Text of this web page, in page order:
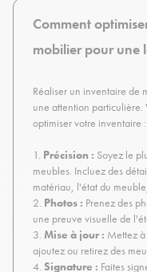
Comment
mobilier pour une
Réaliser un inventaire de
une attention
optimiser votre inventaire :
1. Précision : Soyez le
meubles. Incluez des
matériau, l'état du
2. Photos : Prenez des
une preuve visuelle de
3. Mise à jour : Mettez
ajoutez ou retirez des
4. Signature : Faites